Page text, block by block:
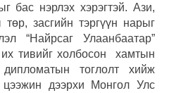
бас нэрлэх хэрэгтэй. Ази,
засгийн тэргүүн нарыг
“Найрсаг Улаанбаатар”
тивийг холбосон хамтын
тоглолт хийж
дээрхи Монгол Улс